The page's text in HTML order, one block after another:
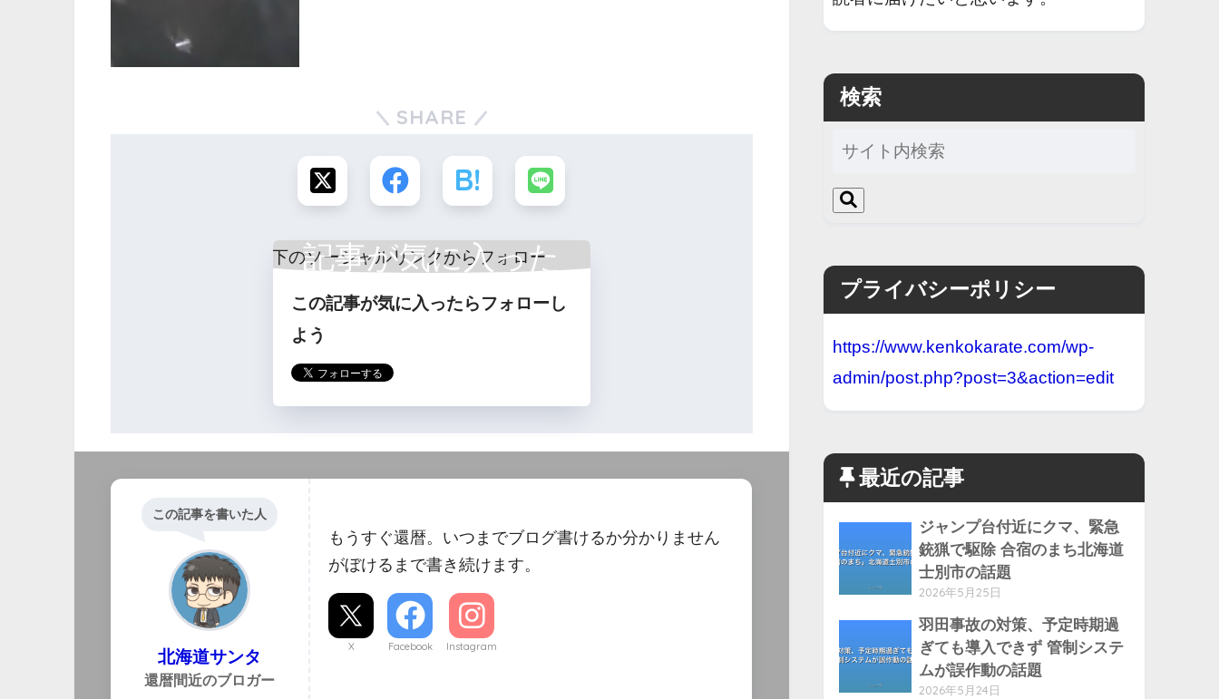
SHARE
記事が気に入った
らフォロー
この記事が気に入ったらフォローし
よう
この記事を書いた人
北海道サンタ
還暦間近のブロガー
もうすぐ還暦。いつまでブログ書けるか分かりません
がぼけるまで書き続けます。
X Facebook Instagram
検索
プライバシーポリシー
https://www.kenkokarate.com/wp-
admin/post.php?post=3&action=edit
最近の記事
ジャンプ台付近にクマ、緊急
銃猟で駆除 合宿のまち北海道
士別市の話題
2026年5月25日
羽田事故の対策、予定時期過
ぎても導入できず 管制システ
ムが誤作動の話題
2026年5月24日